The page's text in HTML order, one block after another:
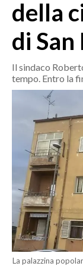
NUORO E
OGLIASTRA
AGENDA
CRONACA
ITALIA
POLITICA
ECONOMIA
SERVIZI ALLE
LAVORO
BANDI
SPORT IN
della
di
Il sindaco
tempo. Entro la
La palazzina